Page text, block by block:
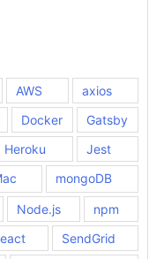
AWS
axios
Docker
Gatsby
Heroku
Jest
mongoDB
Node.js
npm
SendGrid